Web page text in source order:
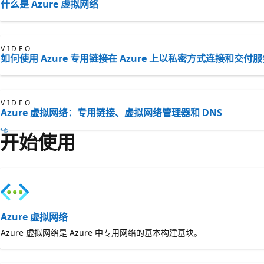
什么是 Azure 虚拟网络
VIDEO
如何使用 Azure 专用链接在 Azure 上以私密方式连接和交付
VIDEO
Azure 虚拟网络：专用链接、虚拟网络管理器和 DNS
开始使用
Azure 虚拟网络
Azure 虚拟网络是 Azure 中专用网络的基本构建基块。